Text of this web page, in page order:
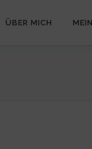
ÜBER MICH